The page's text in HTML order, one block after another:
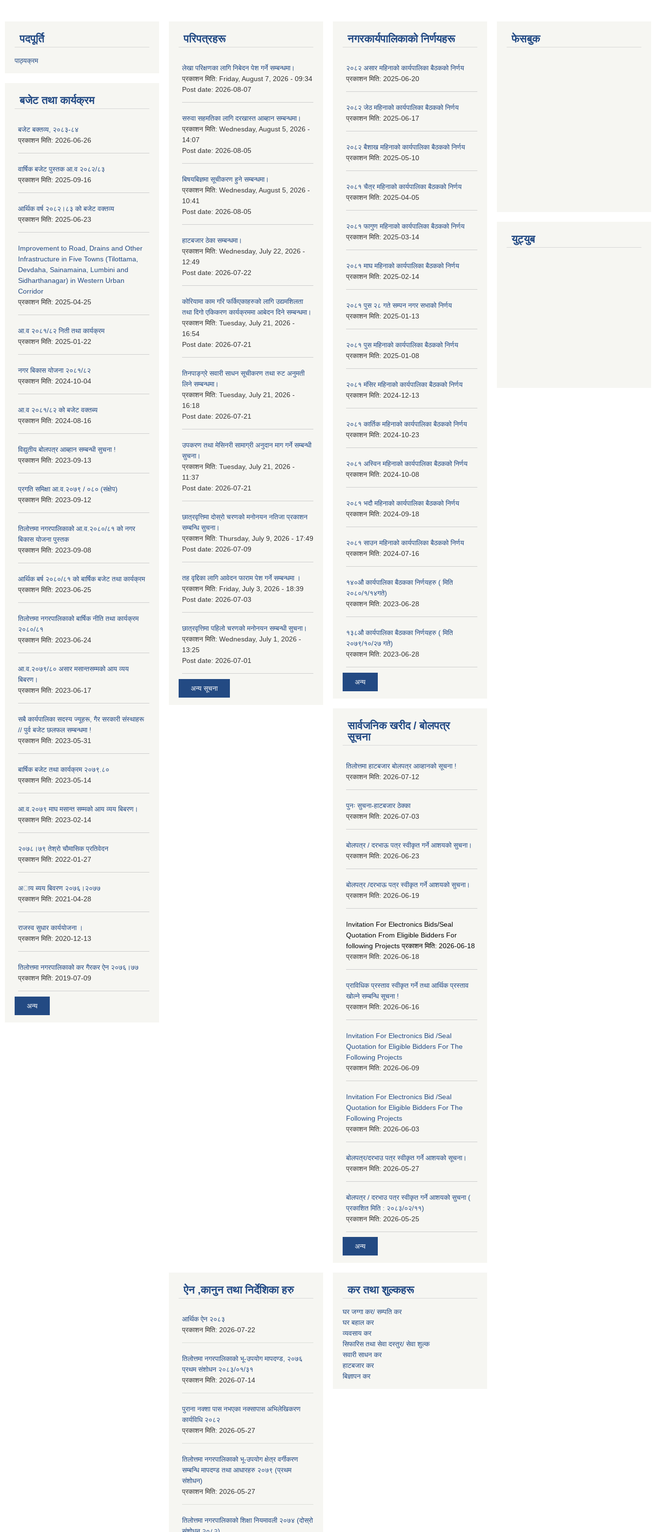
पदपूर्ति
पाठ्यक्रम
बजेट तथा कार्यक्रम
बजेट बक्तव्य, २०८३-८४
प्रकाशन मिति: 2026-06-26
वार्षिक बजेट पुस्तक आ.व २०८२/८३
प्रकाशन मिति: 2025-09-16
आर्थिक वर्ष २०८२।८३ को बजेट वक्तव्य
प्रकाशन मिति: 2025-06-23
Improvement to Road, Drains and Other
Infrastructure in Five Towns (Tilottama,
Devdaha, Sainamaina, Lumbini and
Sidharthanagar) in Western Urban
Corridor
प्रकाशन मिति: 2025-04-25
आ.व २०८१/८२ निती तथा कार्यक्रम
प्रकाशन मिति: 2025-01-22
नगर बिकास योजना २०८१/८२
प्रकाशन मिति: 2024-10-04
आ.व २०८१/८२ को बजेट वक्तब्य
प्रकाशन मिति: 2024-08-16
विद्युतीय बोलपत्र आब्हान सम्बन्धी सुचना !
प्रकाशन मिति: 2023-09-13
प्रगति समिक्षा आ.व.२०७९ / ०८० (संक्षेप)
प्रकाशन मिति: 2023-09-12
तिलोत्तमा नगरपालिकाको आ.व.२०८०/८१ को नगर
बिकास योजना पुस्तक
प्रकाशन मिति: 2023-09-08
आर्थिक बर्ष २०८०/८१ को बार्षिक बजेट तथा कार्यक्रम
प्रकाशन मिति: 2023-06-25
तिलोत्तमा नगरपालिकाको बार्षिक नीति तथा कार्यक्रम
२०८०/८१
प्रकाशन मिति: 2023-06-24
आ.व.२०७९/८० असार मसान्तसम्मको आय व्यय
बिबरण।
प्रकाशन मिति: 2023-06-17
सबै कार्यपालिका सदस्य ज्यूहरू, गैर सरकारी संस्थाहरू
// पुर्व बजेट छलफल सम्बन्धमा !
प्रकाशन मिति: 2023-05-31
बार्षिक बजेट तथा कार्यक्रम २०७९.८०
प्रकाशन मिति: 2023-05-14
आ.व.२०७९ माघ मसान्त सम्मको आय व्यय बिबरण।
प्रकाशन मिति: 2023-02-14
२०७८।७९ तेश्राे चाैमासिक प्रतिवेदन
प्रकाशन मिति: 2022-01-27
अाय ब्यय बिवरण २०७६।२०७७
प्रकाशन मिति: 2021-04-28
राजस्व सुधार कार्ययाेजना ।
प्रकाशन मिति: 2020-12-13
तिलोत्तमा नगरपालिकाको कर गैरकर ऐन २०७६।७७
प्रकाशन मिति: 2019-07-09
अन्य
परिपत्रहरू
लेखा परिक्षणका लागि निबेदन पेश गर्ने सम्बन्धमा।
प्रकाशन मिति: Friday, August 7, 2026 - 09:34
Post date: 2026-08-07
सरुवा सहमतिका लागि दरखास्त आब्हान सम्बन्धमा।
प्रकाशन मिति: Wednesday, August 5, 2026 -
14:07
Post date: 2026-08-05
बिषयबिज्ञमा सूचीकरण हुने सम्बन्धमा।
प्रकाशन मिति: Wednesday, August 5, 2026 -
10:41
Post date: 2026-08-05
हाटबजार ठेका सम्बन्धमा।
प्रकाशन मिति: Wednesday, July 22, 2026 -
12:49
Post date: 2026-07-22
कोरियामा काम गरि फर्किएकाहरुको लागि उद्यमशिलता
तथा दिगो एकिकरण कार्यक्रममा आबेदन दिने सम्बन्धमा।
प्रकाशन मिति: Tuesday, July 21, 2026 -
16:54
Post date: 2026-07-21
तिनपाङ्ग्रे सवारी साधन सूचीकरण तथा रुट अनुमती
लिने सम्बन्धमा।
प्रकाशन मिति: Tuesday, July 21, 2026 -
16:18
Post date: 2026-07-21
उपकरण तथा मेसिनरी सामाग्री अनुदान माग गर्ने सम्बन्धी
सुचना।
प्रकाशन मिति: Tuesday, July 21, 2026 -
11:37
Post date: 2026-07-21
छात्रवृत्तिमा दोस्रो चरणको मनोनयन नतिजा प्रकाशन
सम्बन्धि सुचना।
प्रकाशन मिति: Thursday, July 9, 2026 - 17:49
Post date: 2026-07-09
तह वृद्दिका लागि आवेदन फाराम पेश गर्ने सम्बन्धमा ।
प्रकाशन मिति: Friday, July 3, 2026 - 18:39
Post date: 2026-07-03
छात्रवृत्तिमा पहिलो चरणको मनोनयन सम्बन्धी सुचना।
प्रकाशन मिति: Wednesday, July 1, 2026 -
13:25
Post date: 2026-07-01
अन्य सूचना
नगरकार्यपालिकाकाे निर्णयहरू
२०८२ असार महिनाको कार्यपालिका बैठकको निर्णय
प्रकाशन मिति: 2025-06-20
२०८२ जेठ महिनाको कार्यपालिका बैठकको निर्णय
प्रकाशन मिति: 2025-06-17
२०८२ बैशाख महिनाको कार्यपालिका बैठकको निर्णय
प्रकाशन मिति: 2025-05-10
२०८१ चैत्र महिनाको कार्यपालिका बैठकको निर्णय
प्रकाशन मिति: 2025-04-05
२०८१ फागुण महिनाको कार्यपालिका बैठकको निर्णय
प्रकाशन मिति: 2025-03-14
२०८१ माघ महिनाको कार्यपालिका बैठकको निर्णय
प्रकाशन मिति: 2025-02-14
२०८१ पुस २८ गते सम्प‍न नगर सभाको निर्णय
प्रकाशन मिति: 2025-01-13
२०८१ पुस महिनाको कार्यपालिका बैठकको निर्णय
प्रकाशन मिति: 2025-01-08
२०८१ मंसिर महिनाको कार्यपालिका बैठकको निर्णय
प्रकाशन मिति: 2024-12-13
२०८१ कार्तिक महिनाको कार्यपालिका बैठकको निर्णय
प्रकाशन मिति: 2024-10-23
२०८१ अस्विन महिनाको कार्यपालिका बैठकको निर्णय
प्रकाशन मिति: 2024-10-08
२०८१ भदौ महिनाको कार्यपालिका बैठकको निर्णय
प्रकाशन मिति: 2024-09-18
२०८१ साउन महिनाको कार्यपालिका बैठकको निर्णय
प्रकाशन मिति: 2024-07-16
१४०औ कार्यपालिका बैठकका निर्णयहरु ( मिति
२०८०/१/१४गते)
प्रकाशन मिति: 2023-06-28
१३८औ कार्यपालिका बैठकका निर्णयहरु ( मिति
२०७९/१०/२७ गते)
प्रकाशन मिति: 2023-06-28
अन्य
सार्वजनिक खरीद / बोलपत्र
सूचना
तिलोत्तमा हाटबजार बोलपत्र आव्हानको सूचना !
प्रकाशन मिति: 2026-07-12
पुनः सुचना-हाटबजार ठेक्का
प्रकाशन मिति: 2026-07-03
बोलपत्र / दरभाऊ पत्र स्वीकृत गर्ने आशयको सुचना।
प्रकाशन मिति: 2026-06-23
बोलपत्र /दरभाऊ पत्र स्वीकृत गर्ने आशयको सुचना।
प्रकाशन मिति: 2026-06-19
Invitation For Electronics Bids/Seal
Quotation From Eligible Bidders For
following Projects प्रकाशन मिति: 2026-06-18
प्रकाशन मिति: 2026-06-18
प्राविधिक प्रस्ताव स्वीकृत गर्ने तथा आर्थिक प्रस्ताव
खोल्ने सम्बन्धि सूचना !
प्रकाशन मिति: 2026-06-16
Invitation For Electronics Bid /Seal
Quotation for Eligible Bidders For The
Following Projects
प्रकाशन मिति: 2026-06-09
Invitation For Electronics Bid /Seal
Quotation for Eligible Bidders For The
Following Projects
प्रकाशन मिति: 2026-06-03
बोलपत्र/दरभाउ पत्र स्वीकृत गर्ने आशयको सूचना।
प्रकाशन मिति: 2026-05-27
बोलपत्र / दरभाउ पत्र स्वीकृत गर्ने आशयको सुचना (
प्रकाशित मिति : २०८३/०२/११)
प्रकाशन मिति: 2026-05-25
अन्य
फेसबुक
युट्युब
ऐन ,कानुन तथा निर्देशिका हरु
आर्थिक ऐन २०८३
प्रकाशन मिति: 2026-07-22
तिलोत्तमा नगरपालिकाको भू-उपयोग मापदण्ड, २०७६
प्रथम संशोधन २०८३/०१/३१
प्रकाशन मिति: 2026-07-14
पुराना नक्शा पास नभएका नक्सापास अभिलेखिकरण
कार्यविधि २०८२
प्रकाशन मिति: 2026-05-27
तिलोत्तमा नगरपालिकाको भू-उपयोग क्षेत्र वर्गीकरण
सम्बन्धि मापदण्ड तथा आधारहरु २०७९ (प्रथम
संशोधन)
प्रकाशन मिति: 2026-05-27
तिलोत्तमा नगरपालिकाको शिक्षा नियमावली २०७४ (दोस्रो
कर तथा शुल्कहरू
घर जग्गा कर/ सम्पति कर
घर बहाल कर
व्यवसाय कर
सिफारिस तथा सेवा दस्तुर/ सेवा शुल्क
सवारी साधन कर
हाटबजार कर
बिज्ञापन कर